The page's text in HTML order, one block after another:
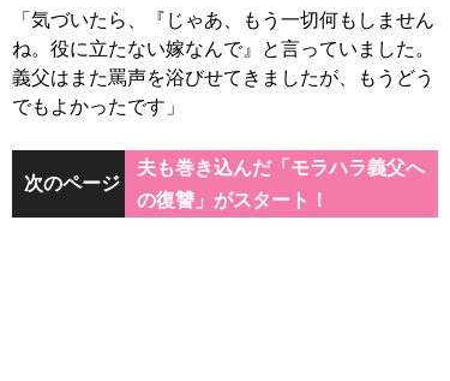
「気づいたら、『じゃあ、もう一切何もしません
ね。役に立たない嫁なんで』と言っていました。
義父はまた罵声を浴びせてきましたが、もうどう
でもよかったです」
次のページ
夫も巻き込んだ「モラハラ義父へ
の復讐」がスタート！